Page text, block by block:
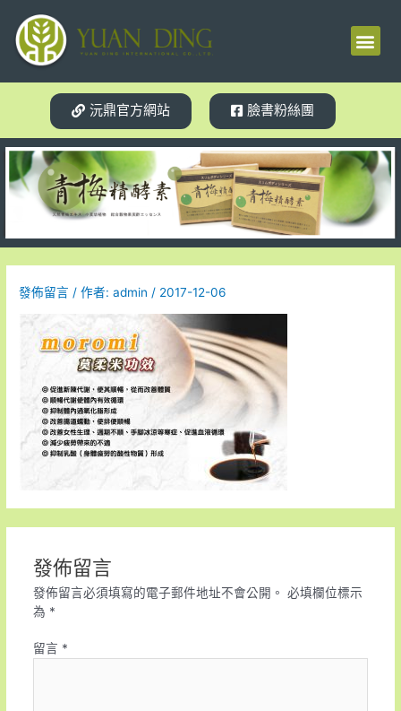
沅鼎官方網站 臉書粉絲團
發佈留言 / 作者:admin / 2017-12-06
發佈留言
發佈留言必須填寫的電子郵件地址不會公開。 必填欄位標示
為 *
留言 *